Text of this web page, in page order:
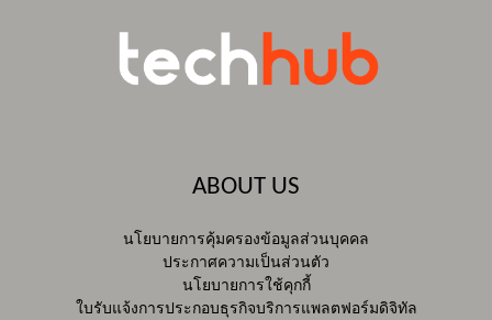
ABOUT US
นโยบายการคุ้มครองข้อมูลส่วนบุคคล
ประกาศความเป็นส่วนตัว
นโยบายการใช้คุกกี้
ใบรับแจ้งการประกอบธุรกิจบริการแพลตฟอร์มดิจิทัล